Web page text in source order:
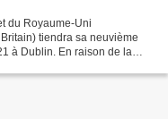
du Royaume-Uni
tiendra sa neuvième
à Dublin. En raison de la